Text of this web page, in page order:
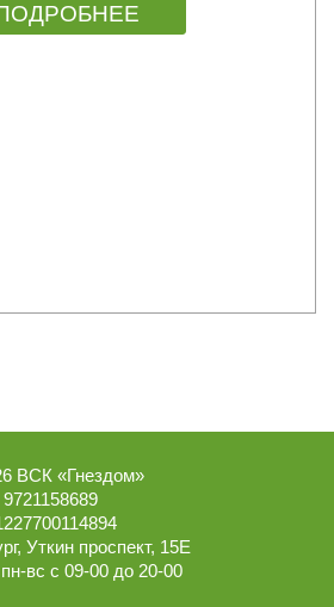
ВСК «Гнездом»
, Уткин проспект, 15Е
пн-вс с 09-00 до 20-00